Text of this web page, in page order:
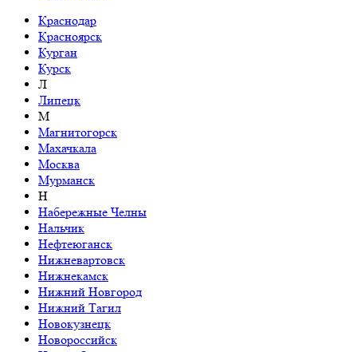
Краснодар
Красноярск
Курган
Курск
Л
Липецк
М
Магнитогорск
Махачкала
Москва
Мурманск
Н
Набережные Челны
Нальчик
Нефтеюганск
Нижневартовск
Нижнекамск
Нижний Новгород
Нижний Тагил
Новокузнецк
Новороссийск